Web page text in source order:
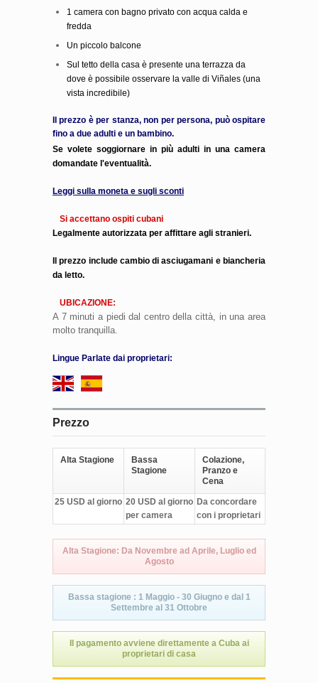
1 camera con bagno privato con acqua calda e
fredda
Un piccolo balcone
Sul tetto della casa è presente una terrazza da
dove è possibile osservare la valle di Viñales (una
vista incredibile)
Il prezzo è per stanza, non per persona, può ospitare
fino a due adulti e un bambino.
Se volete soggiornare in più adulti in una camera
domandate l'eventualità.
Leggi sulla moneta e sugli sconti
Si accettano ospiti cubani
Legalmente autorizzata per affittare agli stranieri.
Il prezzo include cambio di asciugamani e biancheria
da letto.
UBICAZIONE:
A 7 minuti a piedi dal centro della città, in una area
molto tranquilla.
Lingue Parlate dai proprietari:
Prezzo
Alta Stagione
Bassa
Stagione
Colazione,
Pranzo e
Cena
25 USD al giorno 20 USD al giorno
per camera
Da concordare
con i proprietari
Alta Stagione: Da Novembre ad Aprile, Luglio ed
Agosto
Bassa stagione : 1 Maggio - 30 Giugno e dal 1
Settembre al 31 Ottobre
Il pagamento avviene direttamente a Cuba ai
proprietari di casa